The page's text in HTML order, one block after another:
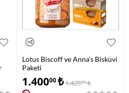
Lotus Biscoff ve Anna’s Bisküvi
Paketi
1.40000₺1.42500 ₺